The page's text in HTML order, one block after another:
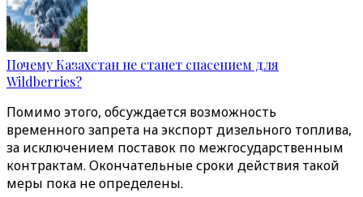
Почему Казахстан не станет спасением для
Wildberries?
Помимо этого, обсуждается возможность
временного запрета на экспорт дизельного топлива,
за исключением поставок по межгосударственным
контрактам. Окончательные сроки действия такой
меры пока не определены.